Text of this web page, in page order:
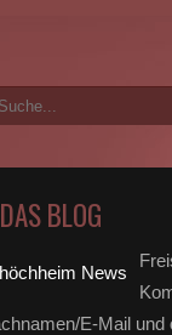
BLOG
E-Mail und